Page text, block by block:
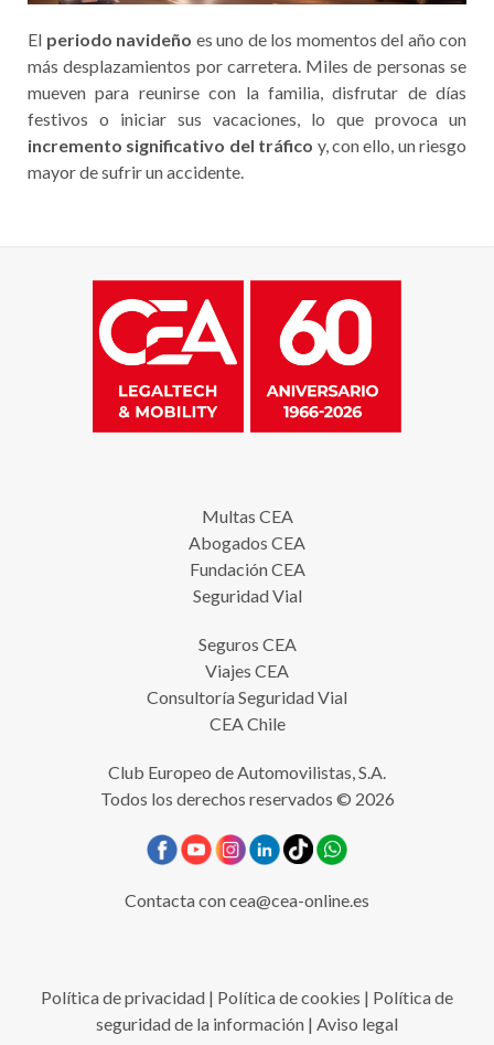
El periodo navideño es uno de los momentos del año con
más desplazamientos por carretera. Miles de personas se
mueven para reunirse con la familia, disfrutar de días
festivos o iniciar sus vacaciones, lo que provoca un
incremento significativo del tráfico y, con ello, un riesgo
mayor de sufrir un accidente.
Multas CEA
Abogados CEA
Fundación CEA
Seguridad Vial
Seguros CEA
Viajes CEA
Consultoría Seguridad Vial
CEA Chile
Club Europeo de Automovilistas, S.A.
Todos los derechos reservados © 2026
Contacta concea@cea-online.es
Política de privacidad | Política de cookies | Política de
seguridad de la información | Aviso legal